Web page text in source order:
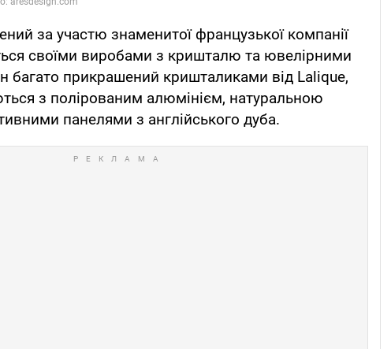
за участю знаменитої французької компанії
своїми виробами з кришталю та ювелірними
багато прикрашений кришталиками від Lalique,
з полірованим алюмінієм, натуральною
панелями з англійського дуба.